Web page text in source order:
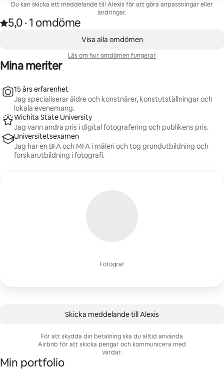
Du kan skicka ett meddelande till Alexis för att göra anpassningar eller
ändringar.
Betygsatt 5,0 av 5 stjärnor, efter 1 omdöme
5,0
, ·1 omdöme
Visa alla omdömen
Läs om hur omdömen fungerar
Mina meriter
Fotograf
15 års erfarenhet
Jag specialiserar äldre och konstnärer, konstutställningar och
lokala evenemang.
Wichita State University
Jag vann andra pris i digital fotografering och publikens pris.
Universitetsexamen
Jag har en BFA och MFA i måleri och tog grundutbildning och
forskarutbildning i fotografi.
Skicka meddelande till Alexis
För att skydda din betalning ska du alltid använda
Airbnb för att skicka pengar och kommunicera med
värdar.
Min portfolio